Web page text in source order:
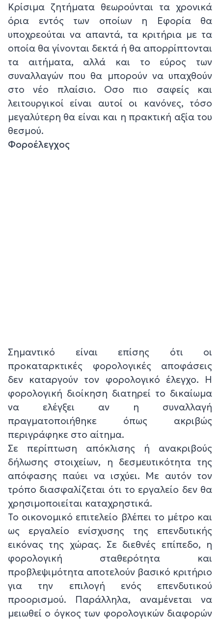
Κρίσιμα ζητήματα θεωρούνται τα χρονικά
όρια εντός των οποίων η Εφορία θα
υποχρεούται να απαντά, τα κριτήρια με τα
οποία θα γίνονται δεκτά ή θα απορρίπτονται
τα αιτήματα, αλλά και το εύρος των
συναλλαγών που θα μπορούν να υπαχθούν
στο νέο πλαίσιο. Οσο πιο σαφείς και
λειτουργικοί είναι αυτοί οι κανόνες, τόσο
μεγαλύτερη θα είναι και η πρακτική αξία του
θεσμού.
Φοροέλεγχος
Σημαντικό είναι επίσης ότι οι
προκαταρκτικές φορολογικές αποφάσεις
δεν καταργούν τον φορολογικό έλεγχο. Η
φορολογική διοίκηση διατηρεί το δικαίωμα
να ελέγξει αν η συναλλαγή
πραγματοποιήθηκε όπως ακριβώς
περιγράφηκε στο αίτημα.
Σε περίπτωση απόκλισης ή ανακριβούς
δήλωσης στοιχείων, η δεσμευτικότητα της
απόφασης παύει να ισχύει. Με αυτόν τον
τρόπο διασφαλίζεται ότι το εργαλείο δεν θα
χρησιμοποιείται καταχρηστικά.
Το οικονομικό επιτελείο βλέπει το μέτρο και
ως εργαλείο ενίσχυσης της επενδυτικής
εικόνας της χώρας. Σε διεθνές επίπεδο, η
φορολογική σταθερότητα και
προβλεψιμότητα αποτελούν βασικό κριτήριο
για την επιλογή ενός επενδυτικού
προορισμού. Παράλληλα, αναμένεται να
μειωθεί ο όγκος των φορολογικών διαφορών